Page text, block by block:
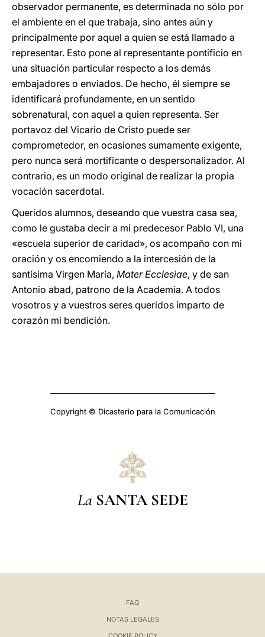
observador permanente, es determinada no sólo por
el ambiente en el que trabaja, sino antes aún y
principalmente por aquel a quien se está llamado a
representar. Esto pone al representante pontificio en
una situación particular respecto a los demás
embajadores o enviados. De hecho, él siempre se
identificará profundamente, en un sentido
sobrenatural, con aquel a quien representa. Ser
portavoz del Vicario de Cristo puede ser
comprometedor, en ocasiones sumamente exigente,
pero nunca será mortificante o despersonalizador. Al
contrario, es un modo original de realizar la propia
vocación sacerdotal.
Queridos alumnos, deseando que vuestra casa sea,
como le gustaba decir a mi predecesor Pablo VI, una
«escuela superior de caridad», os acompaño con mi
oración y os encomiendo a la intercesión de la
santísima Virgen María, Mater Ecclesiae, y de san
Antonio abad, patrono de la Academia. A todos
vosotros y a vuestros seres queridos imparto de
corazón mi bendición.
Copyright © Dicasterio para la Comunicación
La SANTA SEDE
FAQ
NOTAS LEGALES